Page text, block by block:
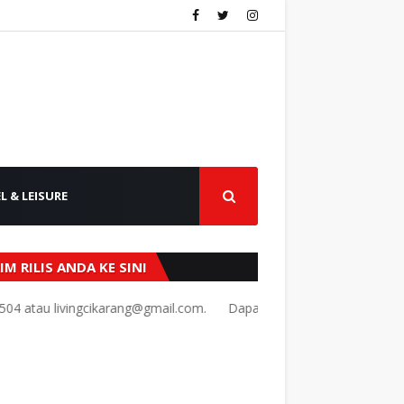
& LEISURE
RILIS ANDA KE SINI
livingcikarang@gmail.com. Dapatkan penawaran terbaik!